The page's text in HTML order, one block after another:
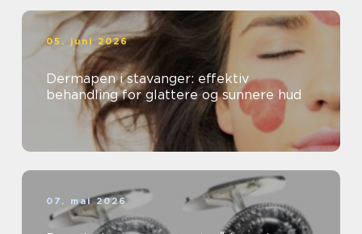
05. juni 2026
Dermapen i stavanger: effektiv
behandling for glattere og sunnere hud
07. mai 2026